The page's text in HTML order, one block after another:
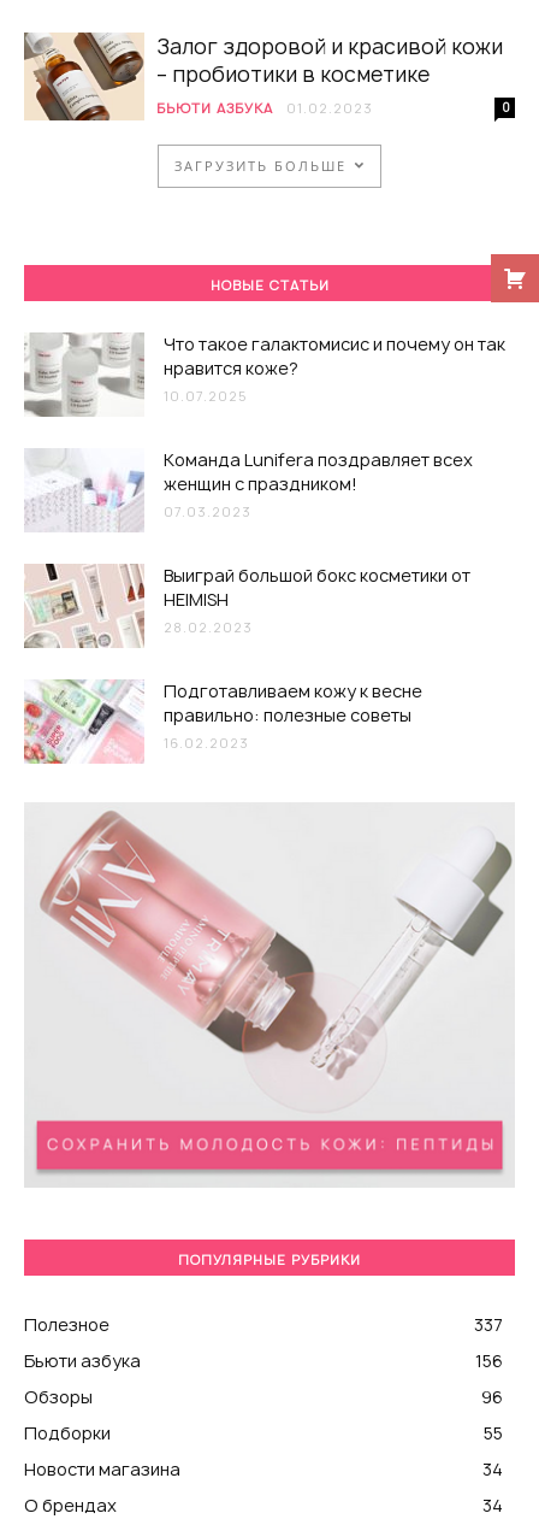
Залог здоровой и красивой кожи
– пробиотики в косметике
БЬЮТИ АЗБУКА 01.02.2023 0
ЗАГРУЗИТЬ БОЛЬШЕ
НОВЫЕ СТАТЬИ
Что такое галактомисис и почему он так
нравится коже?
10.07.2025
Команда Lunifera поздравляет всех
женщин с праздником!
07.03.2023
Выиграй большой бокс косметики от
HEIMISH
28.02.2023
Подготавливаем кожу к весне
правильно: полезные советы
16.02.2023
ПОПУЛЯРНЫЕ РУБРИКИ
Полезное
337
Бьюти азбука
156
Обзоры
96
Подборки
55
Новости магазина
34
О брендах
34